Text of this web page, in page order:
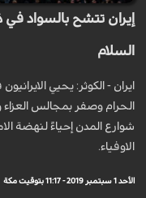
إيران تتشح بالسواد
السلام
ايران - الكوثر: يحيي
الحرام وصفر بمجالس العزاء
شوارع المدن إحياءً لنهضة
الاوفياء.
الأحد 1 سبتمبر 2019 - 11:17 بتوقيت مكة